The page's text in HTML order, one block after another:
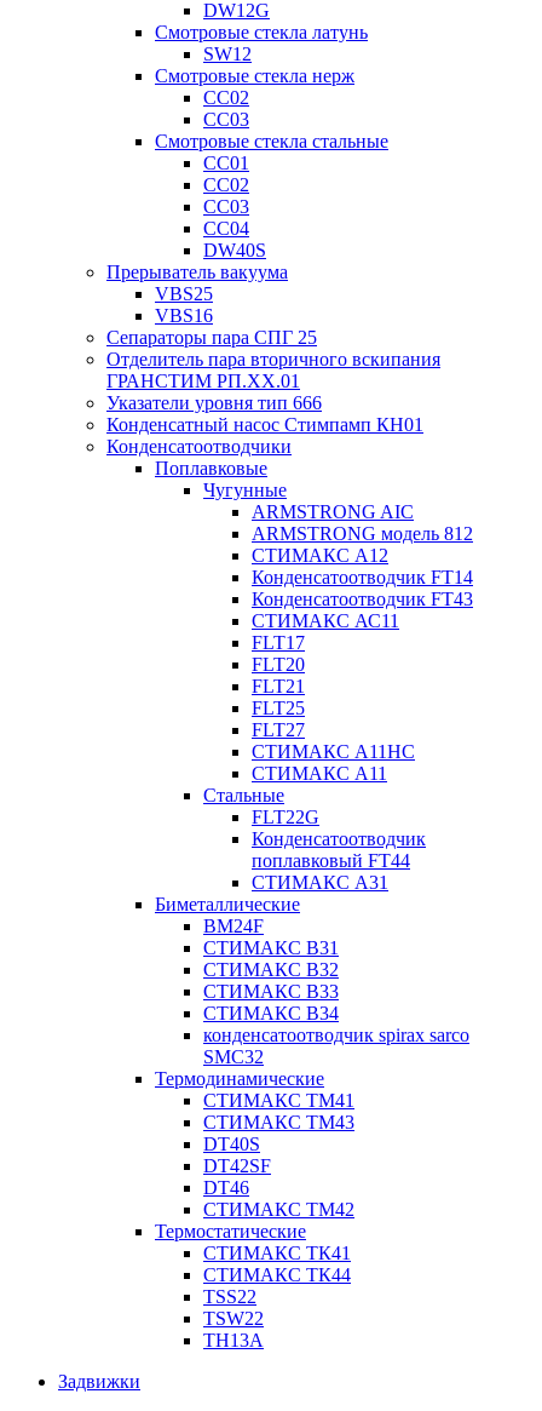
DW12G
Смотровые стекла латунь
SW12
Смотровые стекла нерж
СС02
СС03
Смотровые стекла стальные
СС01
СС02
СС03
СС04
DW40S
Прерыватель вакуума
VBS25
VBS16
Сепараторы пара СПГ 25
Отделитель пара вторичного вскипания
ГРАНСТИМ РП.XX.01
Указатели уровня тип 666
Конденсатный насос Стимпамп КН01
Конденсатоотводчики
Поплавковые
Чугунные
ARMSTRONG AIC
ARMSTRONG модель 812
СТИМАКС А12
Конденсатоотводчик FT14
Конденсатоотводчик FT43
СТИМАКС АС11
FLT17
FLT20
FLT21
FLT25
FLT27
СТИМАКС А11HC
СТИМАКС А11
Стальные
FLT22G
Конденсатоотводчик
поплавковый FT44
СТИМАКС А31
Биметаллические
BM24F
СТИМАКС B31
СТИМАКС В32
СТИМАКС В33
СТИМАКС B34
конденсатоотводчик spirax sarco
SMC32
Термодинамические
СТИМАКС ТМ41
СТИМАКС ТМ43
DT40S
DT42SF
DT46
СТИМАКС ТМ42
Термостатические
СТИМАКС ТК41
СТИМАКС ТК44
TSS22
TSW22
TH13A
Задвижки